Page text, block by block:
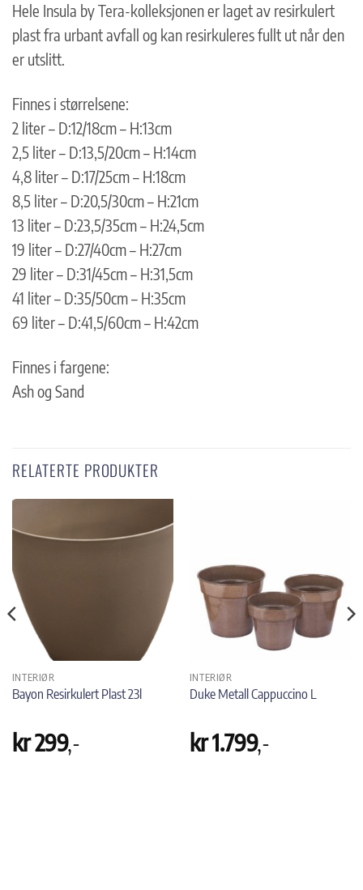
Hele Insula by Tera-kolleksjonen er laget av resirkulert
plast fra urbant avfall og kan resirkuleres fullt ut når den
er utslitt.
Finnes i størrelsene:
2 liter – D:12/18cm – H:13cm
2,5 liter – D:13,5/20cm – H:14cm
4,8 liter – D:17/25cm – H:18cm
8,5 liter – D:20,5/30cm – H:21cm
13 liter – D:23,5/35cm – H:24,5cm
19 liter – D:27/40cm – H:27cm
29 liter – D:31/45cm – H:31,5cm
41 liter – D:35/50cm – H:35cm
69 liter – D:41,5/60cm – H:42cm
Finnes i fargene:
Ash og Sand
RELATERTE PRODUKTER
INTERIØR
Bayon Resirkulert Plast 23l
kr299,-
INTERIØR
Duke Metall Cappuccino L
kr1.799,-